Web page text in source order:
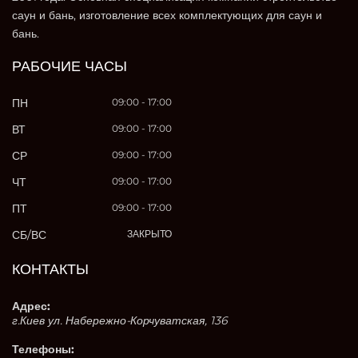
саун и бань, изготовление всех комплектующих для саун и
бань.
РАБОЧИЕ ЧАСЫ
ПН 09:00 - 17:00
ВТ 09:00 - 17:00
СР 09:00 - 17:00
ЧТ 09:00 - 17:00
ПТ 09:00 - 17:00
СБ/ВС ЗАКРЫТО
КОНТАКТЫ
Адрес:
г.Киев ул. Набережно-Корчуватская, 136
Телефоны: